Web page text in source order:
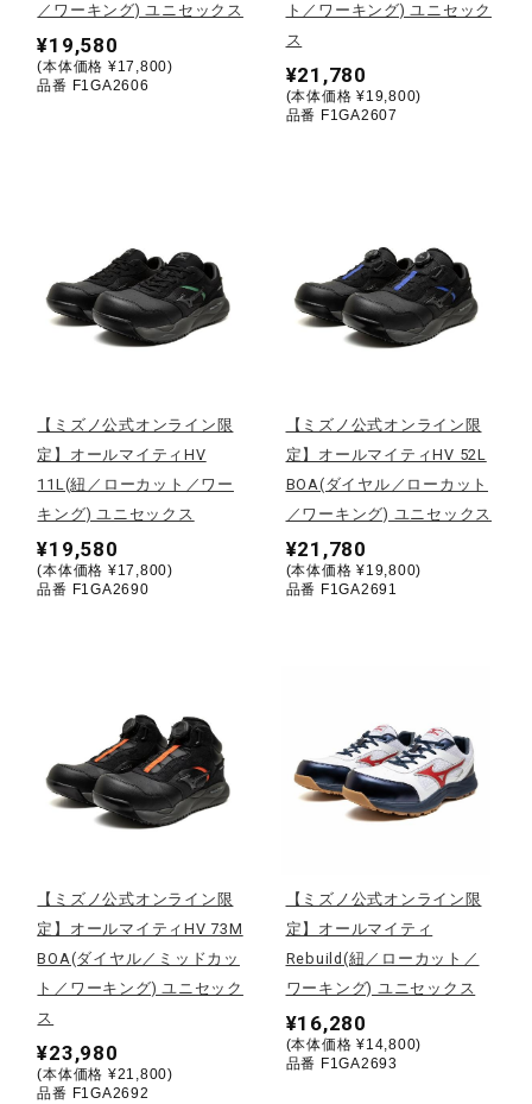
ライフスタイルグッズ
アウトドア／レイン
健康／エクササイズ
ジュニア／キッズ
コラボ／ライセンス
セール
その他
サポート
直営店一覧
／ワーキング) ユニセックス
¥19,580
(本体価格 ¥17,800)
品番 F1GA2606
ト／ワーキング) ユニセック
ス
¥21,780
(本体価格 ¥19,800)
品番 F1GA2607
【ミズノ公式オンライン限
定】オールマイティHV
11L(紐／ローカット／ワー
キング) ユニセックス
¥19,580
(本体価格 ¥17,800)
品番 F1GA2690
【ミズノ公式オンライン限
定】オールマイティHV 52L
BOA(ダイヤル／ローカット
／ワーキング) ユニセックス
¥21,780
(本体価格 ¥19,800)
品番 F1GA2691
【ミズノ公式オンライン限
定】オールマイティHV 73M
BOA(ダイヤル／ミッドカッ
ト／ワーキング) ユニセック
ス
¥23,980
(本体価格 ¥21,800)
品番 F1GA2692
【ミズノ公式オンライン限
定】オールマイティ
Rebuild(紐／ローカット／
ワーキング) ユニセックス
¥16,280
(本体価格 ¥14,800)
品番 F1GA2693